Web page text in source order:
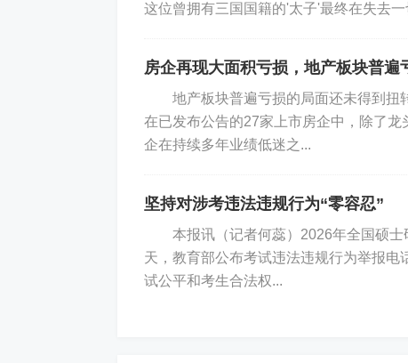
无人机当时正“挑衅性”接近美军“亚伯拉罕
霍金斯说，“林肯”号航母当时在阿拉
里）。一架伊朗无人机接近航母。霍金
白宫新闻秘书莱维特稍后证实美军击落
为“适当”。
这位曾拥有三国国籍的'太子'最终在失去
房企再现大面积亏损，地产板块普遍
地产板块普遍亏损的局面还未得到扭
在已发布公告的27家上市房企中，除了
企在持续多年业绩低迷之...
坚持对涉考违法违规行为“零容忍”
本报讯（记者何蕊）2026年全国硕士
天，教育部公布考试违法违规行为举报
试公平和考生合法权...